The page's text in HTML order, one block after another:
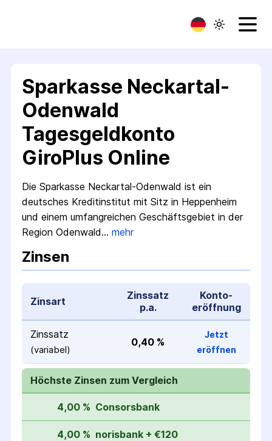
Sparkasse Neckartal-
Odenwald
Tagesgeldkonto
GiroPlus Online
Die Sparkasse Neckartal-Odenwald ist ein
deutsches Kreditinstitut mit Sitz in Heppenheim
und einem umfangreichen Geschäftsgebiet in der
Region Odenwald… mehr
Zinsen
Zinsart
Zinssatz
p.a.
Konto­
eröffnung
Zinssatz
(variabel)
0,40 %
Jetzt
eröffnen
Höchste Zinsen zum Vergleich
4,00 % Consorsbank
4,00 % norisbank + €120